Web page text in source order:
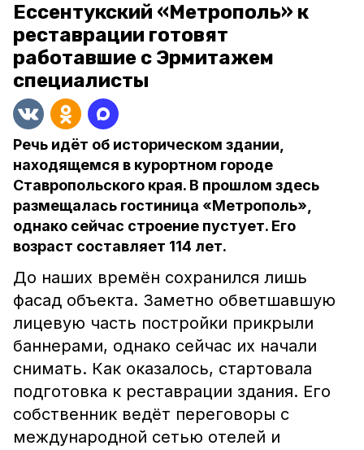
Ессентукский «Метрополь» к
реставрации готовят
работавшие с Эрмитажем
специалисты
Речь идёт об историческом здании,
находящемся в курортном городе
Ставропольского края. В прошлом здесь
размещалась гостиница «Метрополь»,
однако сейчас строение пустует. Его
возраст составляет 114 лет.
До наших времён сохранился лишь
фасад объекта. Заметно обветшавшую
лицевую часть постройки прикрыли
баннерами, однако сейчас их начали
снимать. Как оказалось, стартовала
подготовка к реставрации здания. Его
собственник ведёт переговоры с
международной сетью отелей и